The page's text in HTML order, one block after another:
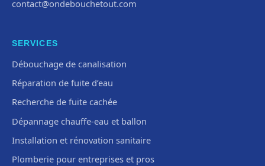
contact@ondebouchetout.com
SERVICES
Débouchage de canalisation
Réparation de fuite d’eau
Recherche de fuite cachée
Dépannage chauffe-eau et ballon
Installation et rénovation sanitaire
Plomberie pour entreprises et pros